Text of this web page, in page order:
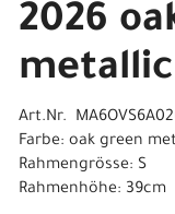
2026
metallic
Art.Nr.
Farbe: oak green
Rahmengrösse: S
Rahmenhöhe: 39cm